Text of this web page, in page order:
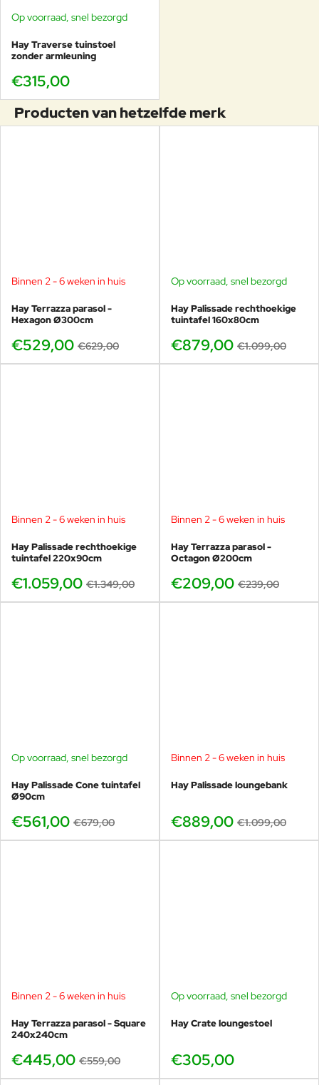
Op voorraad, snel bezorgd
Hay Traverse tuinstoel
zonder armleuning
€315,00
Producten van hetzelfde merk
-16%
Binnen 2 - 6 weken in huis
Hay Terrazza parasol -
Hexagon Ø300cm
€529,00 €629,00
-20%
Op voorraad, snel bezorgd
Hay Palissade rechthoekige
tuintafel 160x80cm
€879,00 €1.099,00
-21%
Binnen 2 - 6 weken in huis
Hay Palissade rechthoekige
tuintafel 220x90cm
€1.059,00 €1.349,00
-13%
Binnen 2 - 6 weken in huis
Hay Terrazza parasol -
Octagon Ø200cm
€209,00 €239,00
-17%
Op voorraad, snel bezorgd
Hay Palissade Cone tuintafel
Ø90cm
€561,00 €679,00
-19%
Binnen 2 - 6 weken in huis
Hay Palissade loungebank
€889,00 €1.099,00
-20%
Binnen 2 - 6 weken in huis
Hay Terrazza parasol - Square
240x240cm
€445,00 €559,00
Op voorraad, snel bezorgd
Hay Crate loungestoel
€305,00